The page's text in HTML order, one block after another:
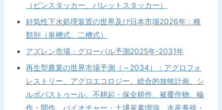
（ビンスタッカー、パレットスタッカー）
好気性下水処理装置の世界及び日本市場2026年：種
類別（単槽式、二槽式）
アズレン市場：グローバル予測2025年-2031年
再生型農業の世界市場予測（～2034）：アグロフォ
レストリー、アグロエコロジー、総合的放牧計画、シ
ルボパストゥール、不耕起・保全耕作、被覆作物、輪
作・間作、バイオチャー・土壌炭素増強、水産養殖・